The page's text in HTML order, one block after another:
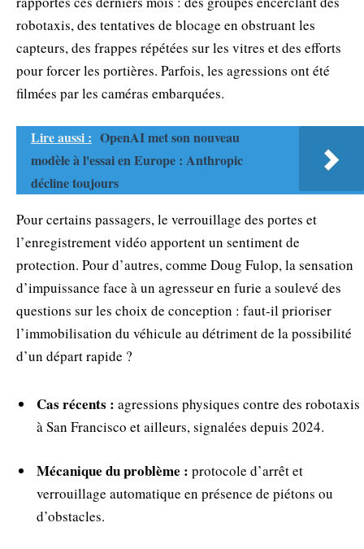
robotaxis, des tentatives de blocage en obstruant les
capteurs, des frappes répétées sur les vitres et des efforts
pour forcer les portières. Parfois, les agressions ont été
filmées par les caméras embarquées.
Lire aussi : OpenAI met son nouveau
modèle à l'essai en Europe : Anthropic
décline toujours
Pour certains passagers, le verrouillage des portes et
l’enregistrement vidéo apportent un sentiment de
protection. Pour d’autres, comme Doug Fulop, la sensation
d’impuissance face à un agresseur en furie a soulevé des
questions sur les choix de conception : faut-il prioriser
l’immobilisation du véhicule au détriment de la possibilité
d’un départ rapide ?
Cas récents : agressions physiques contre des robotaxis
à San Francisco et ailleurs, signalées depuis 2024.
Mécanique du problème : protocole d’arrêt et
verrouillage automatique en présence de piétons ou
d’obstacles.